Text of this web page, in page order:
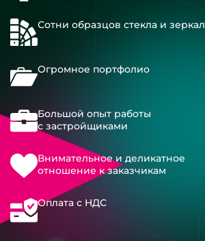
Сотни образцов стекла и зеркал
Огромное портфолио
Большой опыт работы
с застройщиками
Внимательное и деликатное
отношение к заказчикам
Оплата с НДС